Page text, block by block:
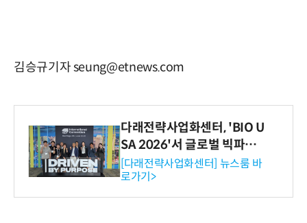
김승규기자 seung@etnews.com
다래전략사업화센터, 'BIO U
SA 2026'서 글로벌 빅파마
와의 비즈니스 미팅 지원…K
-바이오 해외 진출 교두보 확
보
[다래전략사업화센터] 뉴스룸 바
로가기>